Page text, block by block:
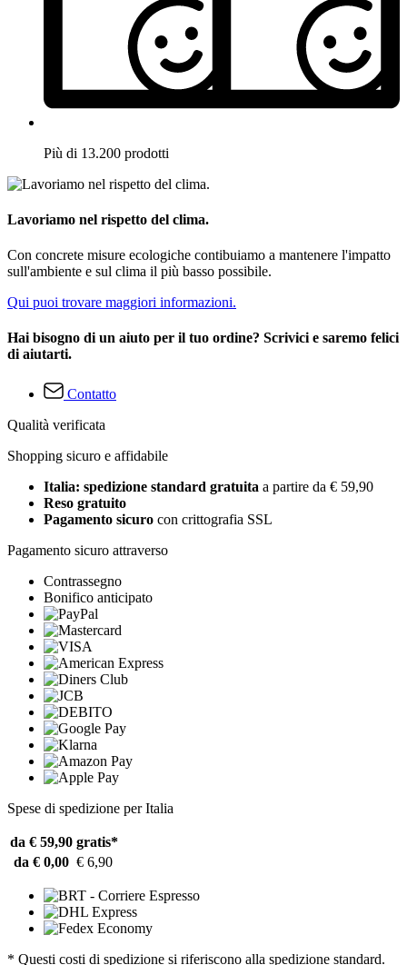
Più di 13.200 prodotti
Lavoriamo nel rispetto del clima.
Con concrete misure ecologiche contibuiamo a mantenere l'impatto
sull'ambiente e sul clima il più basso possibile.
Qui puoi trovare maggiori informazioni.
Hai bisogno di un aiuto per il tuo ordine? Scrivici e saremo felici
di aiutarti.
Contatto
Qualità verificata
Shopping sicuro e affidabile
Italia: spedizione standard gratuita a partire da € 59,90
Reso gratuito
Pagamento sicuro con crittografia SSL
Pagamento sicuro attraverso
Contrassegno
Bonifico anticipato
Spese di spedizione per Italia
da € 59,90 gratis*
da € 0,00 € 6,90
* Questi costi di spedizione si riferiscono alla spedizione standard.